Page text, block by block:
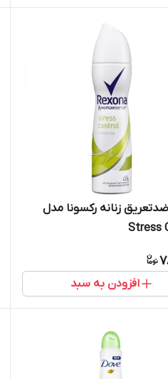
زنانه رکسونا مدل
Stress
افزودن به سبد